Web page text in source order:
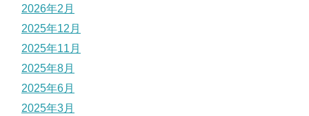
2026年2月
2025年12月
2025年11月
2025年8月
2025年6月
2025年3月